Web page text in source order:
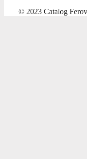
© 2023 Catalog